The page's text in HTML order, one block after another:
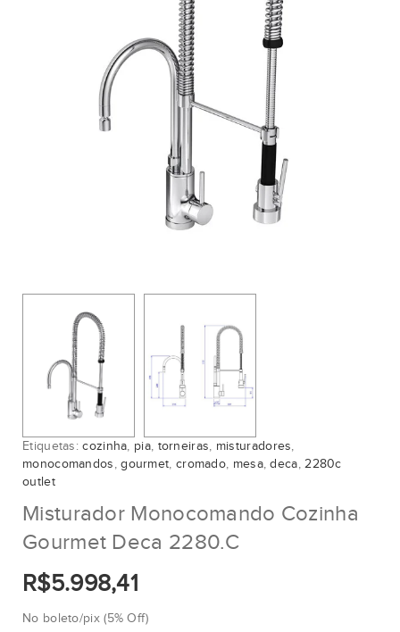
Etiquetas:cozinha, pia, torneiras, misturadores,
monocomandos,gourmet, cromado, mesa,deca,2280c
outlet
Misturador Monocomando Cozinha
Gourmet Deca 2280.C
R$5.998,41
No boleto/pix (5% Off)